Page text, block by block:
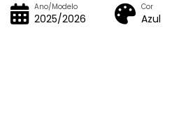
Ano/Modelo
2025/2026
Cor
Azul